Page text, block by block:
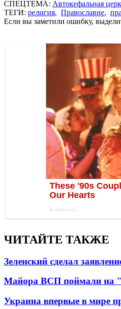
СПЕЦТЕМА: Автокефальная
ТЕГИ: религия, Православие,
Если вы заметили ошибку,
ЧИТАЙТЕ ТАКЖЕ
Зеленский сделал
Майора ВСП поймали на
Украина впервые в мире